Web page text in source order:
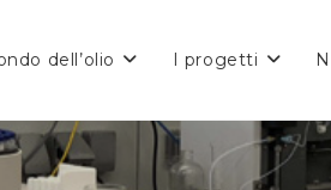
dell’olio I progetti